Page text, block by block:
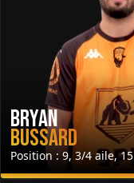
Bryan
Bussard
Position : 9, 3/4 aile, 15